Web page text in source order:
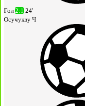
Гол 2:1 24'
Осучукву Ч